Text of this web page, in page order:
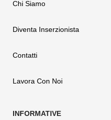
Chi Siamo
Diventa Inserzionista
Contatti
Lavora Con Noi